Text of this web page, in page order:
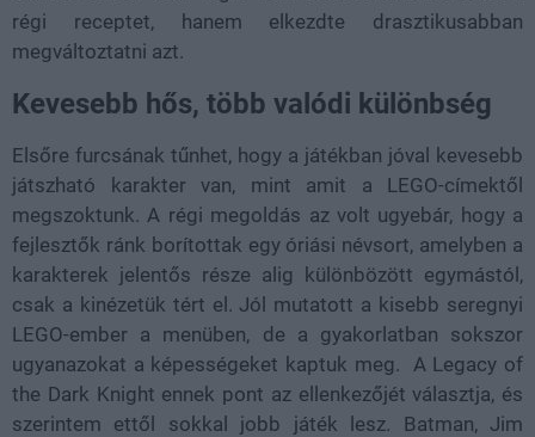
régi receptet, hanem elkezdte drasztikusabban
megváltoztatni azt.
Kevesebb hős, több valódi különbség
Elsőre furcsának tűnhet, hogy a játékban jóval kevesebb
játszható karakter van, mint amit a LEGO-címektől
megszoktunk. A régi megoldás az volt ugyebár, hogy a
fejlesztők ránk borítottak egy óriási névsort, amelyben a
karakterek jelentős része alig különbözött egymástól,
csak a kinézetük tért el. Jól mutatott a kisebb seregnyi
LEGO-ember a menüben, de a gyakorlatban sokszor
ugyanazokat a képességeket kaptuk meg. A Legacy of
the Dark Knight ennek pont az ellenkezőjét választja, és
szerintem ettől sokkal jobb játék lesz. Batman, Jim